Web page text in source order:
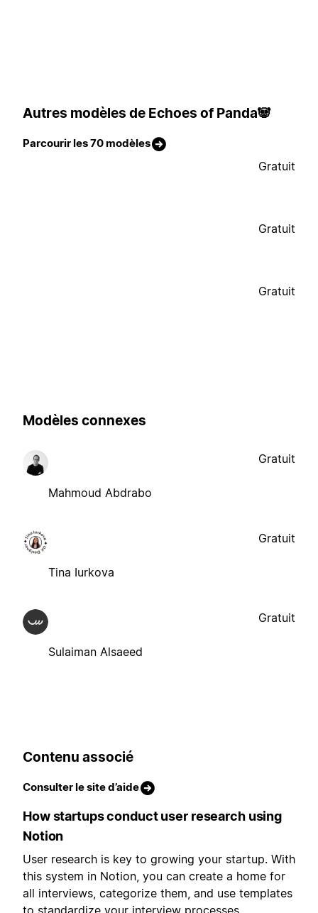
Autres modèles de Echoes of Panda🐼
Parcourir les 70 modèles
Gratuit
Gratuit
Gratuit
Modèles connexes
Mahmoud Abdrabo
Gratuit
Tina Iurkova
Gratuit
Sulaiman Alsaeed
Gratuit
Contenu associé
Consulter le site d’aide
How startups conduct user research using
Notion
User research is key to growing your startup. With
this system in Notion, you can create a home for
all interviews, categorize them, and use templates